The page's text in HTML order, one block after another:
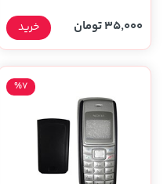
35,000 تومان خرید
%7